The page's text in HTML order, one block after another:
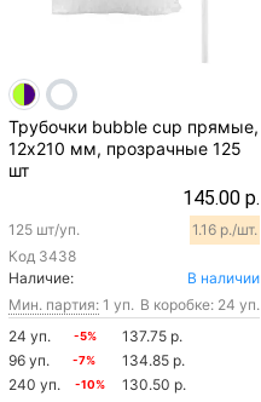
Трубочки bubble cup прямые,
12х210 мм, прозрачные 125
шт
145.00 р.
Код 3438
125 шт/уп. 1.16 р./шт.
Наличие:
В наличии
Мин. партия: 1 уп. В коробке: 24 уп.
24 уп.
-5%
137.75 р.
96 уп.
-7%
134.85 р.
240 уп.
-10% 130.50 р.